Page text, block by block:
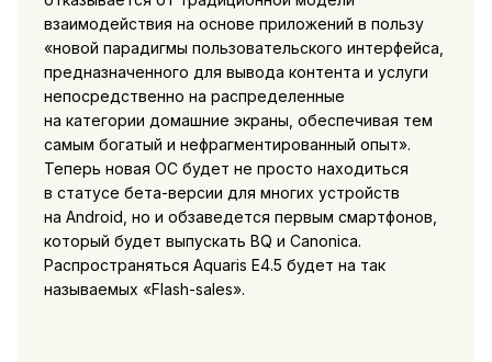
взаимодействия на основе приложений в пользу
«новой парадигмы пользовательского интерфейса,
предназначенного для вывода контента и услуги
непосредственно на распределенные
на категории домашние экраны, обеспечивая тем
самым богатый и нефрагментированный опыт».
Теперь новая ОС будет не просто находиться
в статусе бета-версии для многих устройств
на Android, но и обзаведется первым смартфонов,
который будет выпускать BQ и Canonica.
Распространяться Aquaris E4.5 будет на так
называемых «Flash-sales».